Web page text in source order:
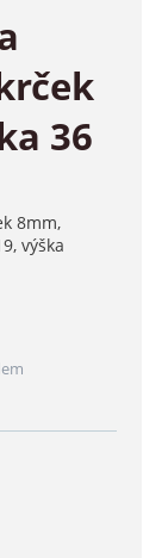
36
8mm,
výška